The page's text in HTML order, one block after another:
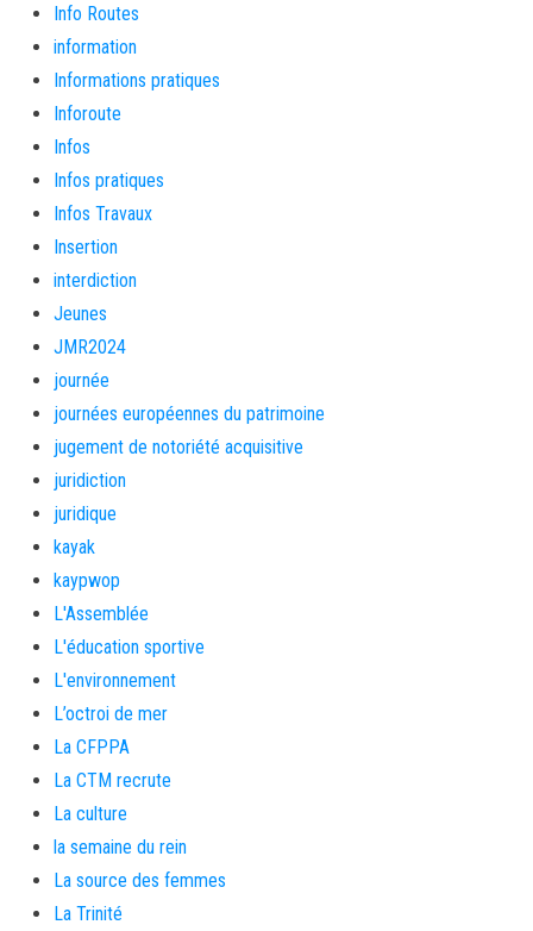
Info Routes
information
Informations pratiques
Inforoute
Infos
Infos pratiques
Infos Travaux
Insertion
interdiction
Jeunes
JMR2024
journée
journées européennes du patrimoine
jugement de notoriété acquisitive
juridiction
juridique
kayak
kaypwop
L'Assemblée
L'éducation sportive
L'environnement
L’octroi de mer
La CFPPA
La CTM recrute
La culture
la semaine du rein
La source des femmes
La Trinité